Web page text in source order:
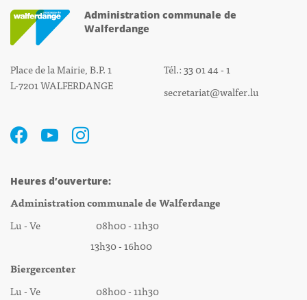
Administration communale de
Walferdange
Place de la Mairie, B.P. 1
L-7201 WALFERDANGE
Tél.: 33 01 44 - 1
secretariat@walfer.lu
Heures d’ouverture:
Administration communale de Walferdange
Lu - Ve 08h00 - 11h30
13h30 - 16h00
Biergercenter
Lu - Ve 08h00 - 11h30